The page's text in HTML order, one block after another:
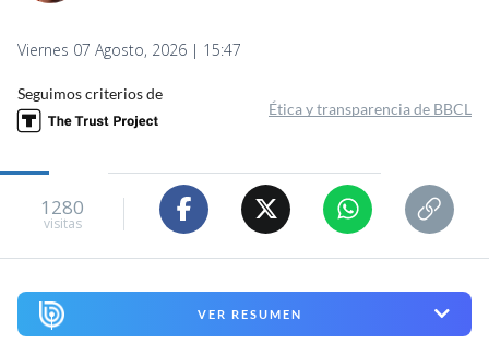
Viernes 07 Agosto, 2026 | 15:47
Seguimos criterios de
Ética y transparencia de BBCL
1280
visitas
VER RESUMEN